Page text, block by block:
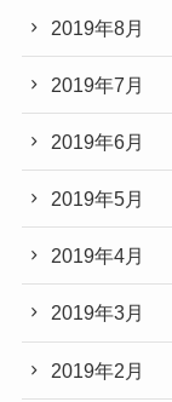
2019年8月
2019年7月
2019年6月
2019年5月
2019年4月
2019年3月
2019年2月